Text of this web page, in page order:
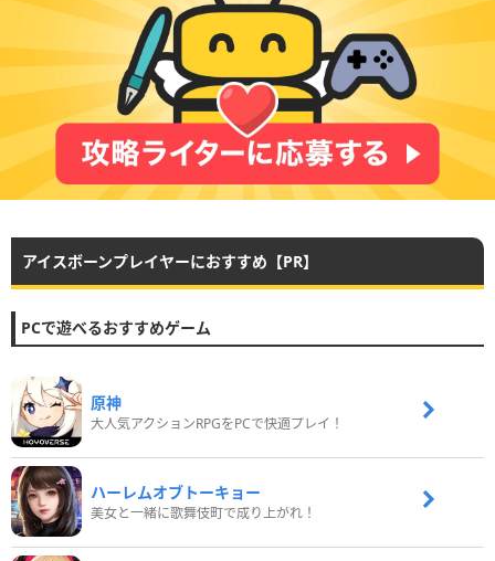
アイスボーンプレイヤーにおすすめ【PR】
PCで遊べるおすすめゲーム
原神
大人気アクションRPGをPCで快適プレイ！
ハーレムオブトーキョー
美女と一緒に歌舞伎町で成り上がれ！